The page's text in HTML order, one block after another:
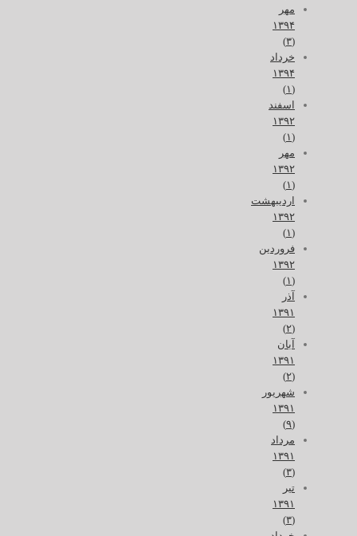
مهر
۱۳۹۴
(۳)
خرداد
۱۳۹۴
(۱)
اسفند
۱۳۹۲
(۱)
مهر
۱۳۹۲
(۱)
اردیبهشت
۱۳۹۲
(۱)
فروردین
۱۳۹۲
(۱)
آذر
۱۳۹۱
(۲)
آبان
۱۳۹۱
(۲)
شهریور
۱۳۹۱
(۹)
مرداد
۱۳۹۱
(۳)
تیر
۱۳۹۱
(۳)